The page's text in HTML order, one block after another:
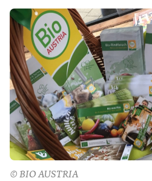
© BIO AUSTRIA